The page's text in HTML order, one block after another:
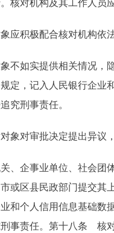
核对机构及其工作人员
极配合核对机构依法
实提供相关情况，隐
定，记入人民银行企
究刑事责任。
对审批决定提出异议，
事业单位、社会团体
或区县民政部门提交其
和个人信用信息基础数
事责任。第十八条 核